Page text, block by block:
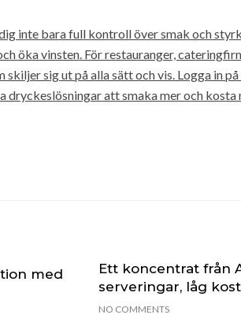
inte bara full kontroll över smak och
öka vinsten. För restauranger,
skiljer sig ut på alla sätt och vis. Logga in
dryckeslösningar att smaka mer och kosta
med
Ett koncentrat från
serveringar, låg
NO COMMENTS